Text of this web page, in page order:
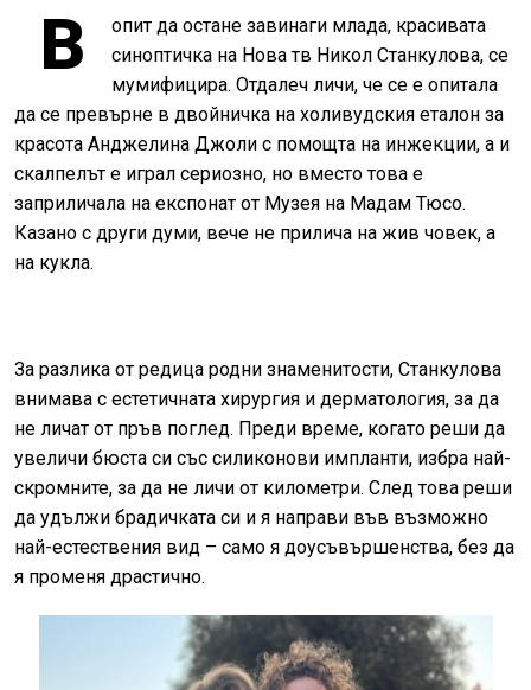
В
опит да остане завинаги млада, красивата
синоптичка на Нова тв Никол Станкулова, се
мумифицира. Отдалеч личи, че се е опитала
да се превърне в двойничка на холивудския еталон за
красота Анджелина Джоли с помощта на инжекции, а и
скалпелът е играл сериозно, но вместо това е
заприличала на експонат от Музея на Мадам Тюсо.
Казано с други думи, вече не прилича на жив човек, а
на кукла.
За разлика от редица родни знаменитости, Станкулова
внимава с естетичната хирургия и дерматология, за да
не личат от пръв поглед. Преди време, когато реши да
увеличи бюста си със силиконови импланти, избра най-
скромните, за да не личи от километри. След това реши
да удължи брадичката си и я направи във възможно
най-естествения вид – само я доусъвършенства, без да
я променя драстично.